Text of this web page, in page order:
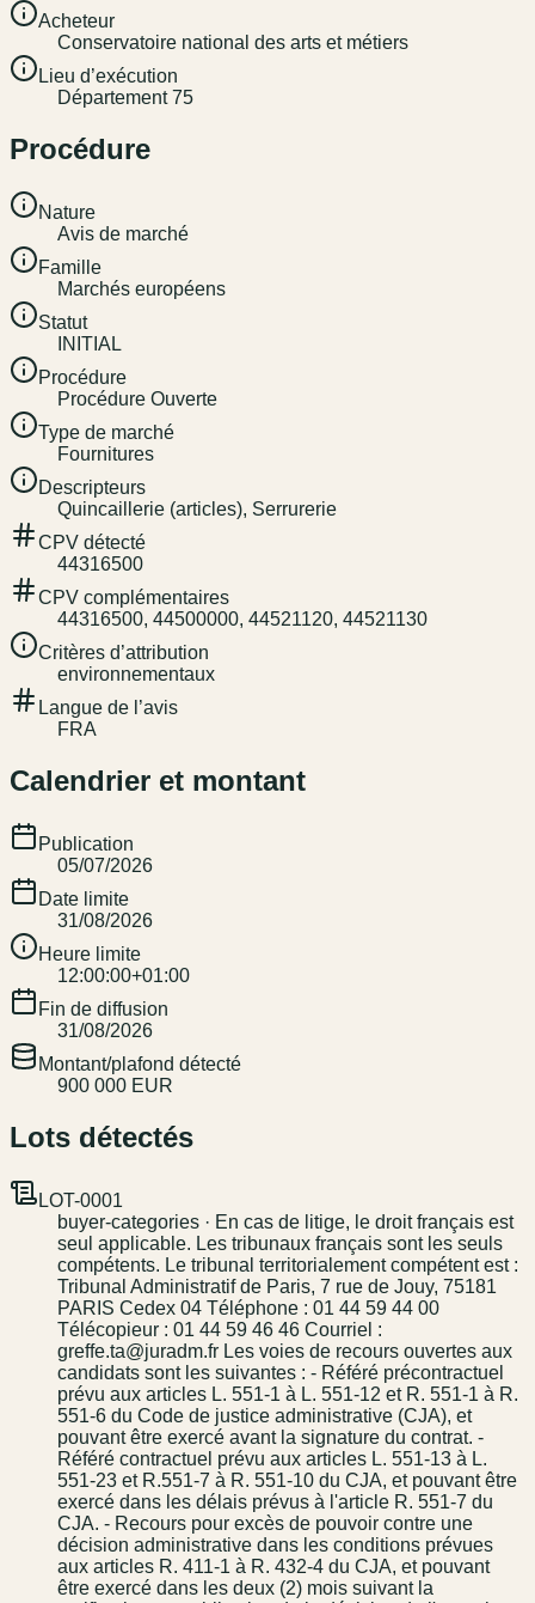
Acheteur
Conservatoire national des arts et métiers
Lieu d’exécution
Département 75
Procédure
Nature
Avis de marché
Famille
Marchés européens
Statut
INITIAL
Procédure
Procédure Ouverte
Type de marché
Fournitures
Descripteurs
Quincaillerie (articles), Serrurerie
CPV détecté
44316500
CPV complémentaires
44316500, 44500000, 44521120, 44521130
Critères d’attribution
environnementaux
Langue de l’avis
FRA
Calendrier et montant
Publication
05/07/2026
Date limite
31/08/2026
Heure limite
12:00:00+01:00
Fin de diffusion
31/08/2026
Montant/plafond détecté
900 000 EUR
Lots détectés
LOT-0001
buyer-categories · En cas de litige, le droit français est
seul applicable. Les tribunaux français sont les seuls
compétents. Le tribunal territorialement compétent est :
Tribunal Administratif de Paris, 7 rue de Jouy, 75181
PARIS Cedex 04 Téléphone : 01 44 59 44 00
Télécopieur : 01 44 59 46 46 Courriel :
greffe.ta@juradm.fr Les voies de recours ouvertes aux
candidats sont les suivantes : - Référé précontractuel
prévu aux articles L. 551-1 à L. 551-12 et R. 551-1 à R.
551-6 du Code de justice administrative (CJA), et
pouvant être exercé avant la signature du contrat. -
Référé contractuel prévu aux articles L. 551-13 à L.
551-23 et R.551-7 à R. 551-10 du CJA, et pouvant être
exercé dans les délais prévus à l'article R. 551-7 du
CJA. - Recours pour excès de pouvoir contre une
décision administrative dans les conditions prévues
aux articles R. 411-1 à R. 432-4 du CJA, et pouvant
être exercé dans les deux (2) mois suivant la